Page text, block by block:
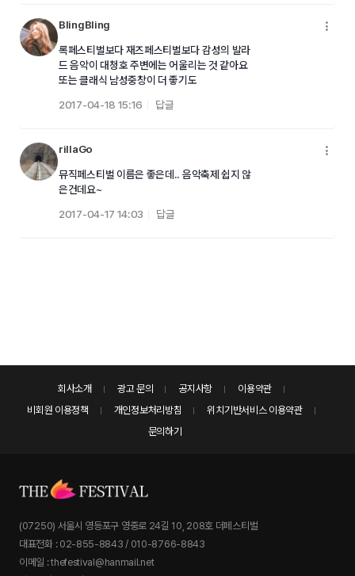
BlingBling
록페스티벌보다 재즈페스티벌보다 감성의 발라
드 음악이 대청호 주변에는 어울리는 것 같아요
또는 클래식 남성중창이 더 좋기도
2017-04-18 15:16
답글
rillaGo
뮤직페스티벌 이름은 좋은데.. 음악축제 쉽지 않
은건데요~
2017-04-17 14:03
답글
회사소개 광고 문의 공지사항
이용약관
비회원 이용정책
개인정보처리방침
위치기반서비스 이용약관
문의하기
(07250) 서울시 영등포구 영중로 24길 10, 208호 더페스티벌
대표전화 : 02-855-8843 / 010-8766-8843
이메일 : thefestival@hanmail.net